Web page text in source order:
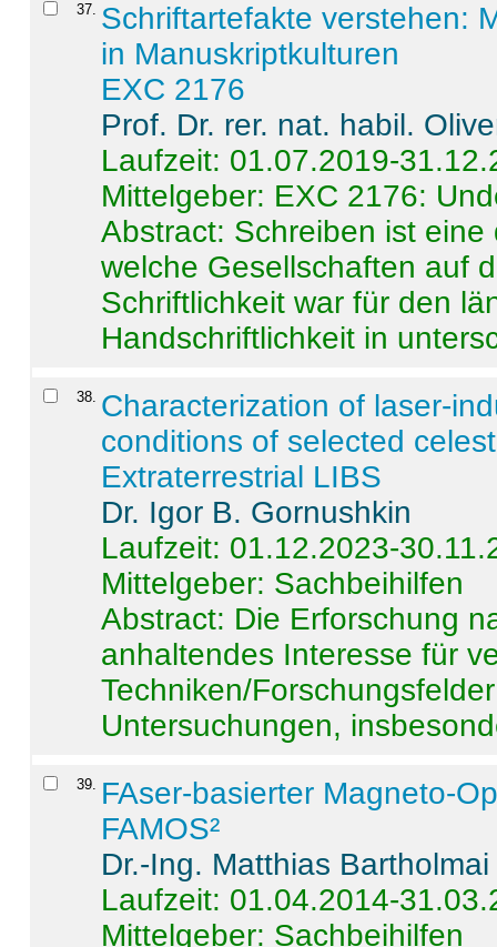
37. Schriftartefakte verstehen:
in Manuskriptkulturen
EXC 2176
Prof. Dr. rer. nat. habil.
Laufzeit: 01.07.2019-
Mittelgeber: EXC 2176:
Abstract: Schreiben ist
welche Gesellschaften auf
Schriftlichkeit war für den
Handschriftlichkeit in
38. Characterization of laser-
conditions of selected
Extraterrestrial LIBS
Dr. Igor B. Gornushkin
Laufzeit: 01.12.2023-
Mittelgeber: Sachbeihilfen
Abstract: Die Erforschung
anhaltendes Interesse für
Techniken/
Untersuchungen,
39. FAser-basierter Magneto-
FAMOS²
Dr.-Ing. Matthias Bartholmai
Laufzeit: 01.04.2014-
Mittelgeber: Sachbeihilfen